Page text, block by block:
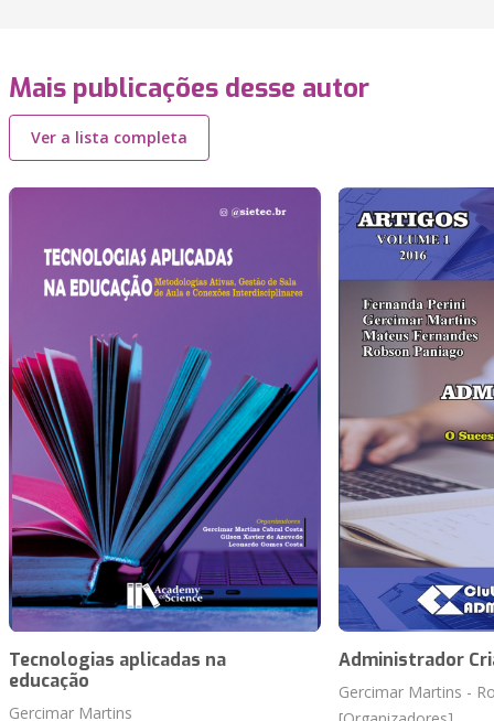
Mais publicações desse autor
Ver a lista completa
Tecnologias aplicadas na
educação
Gercimar Martins
Administrador
Gercimar Martins -